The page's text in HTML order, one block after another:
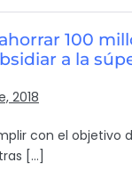
100
a la
2018
con el objetivo
[…]